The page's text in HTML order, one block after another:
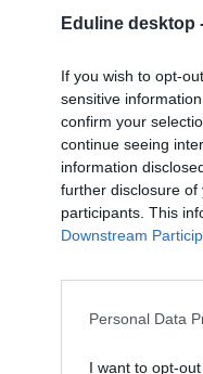
Eduline desktop
If you wish to opt-
sensitive
confirm your
continue seeing
information
further disclosure of
participants. This
Downstream
Personal Data
I want to opt-